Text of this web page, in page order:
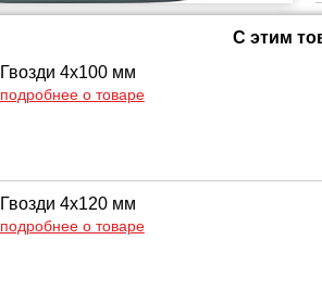
С этим
Гвозди 4х100 мм
подробнее о товаре
Гвозди 4х120 мм
подробнее о товаре